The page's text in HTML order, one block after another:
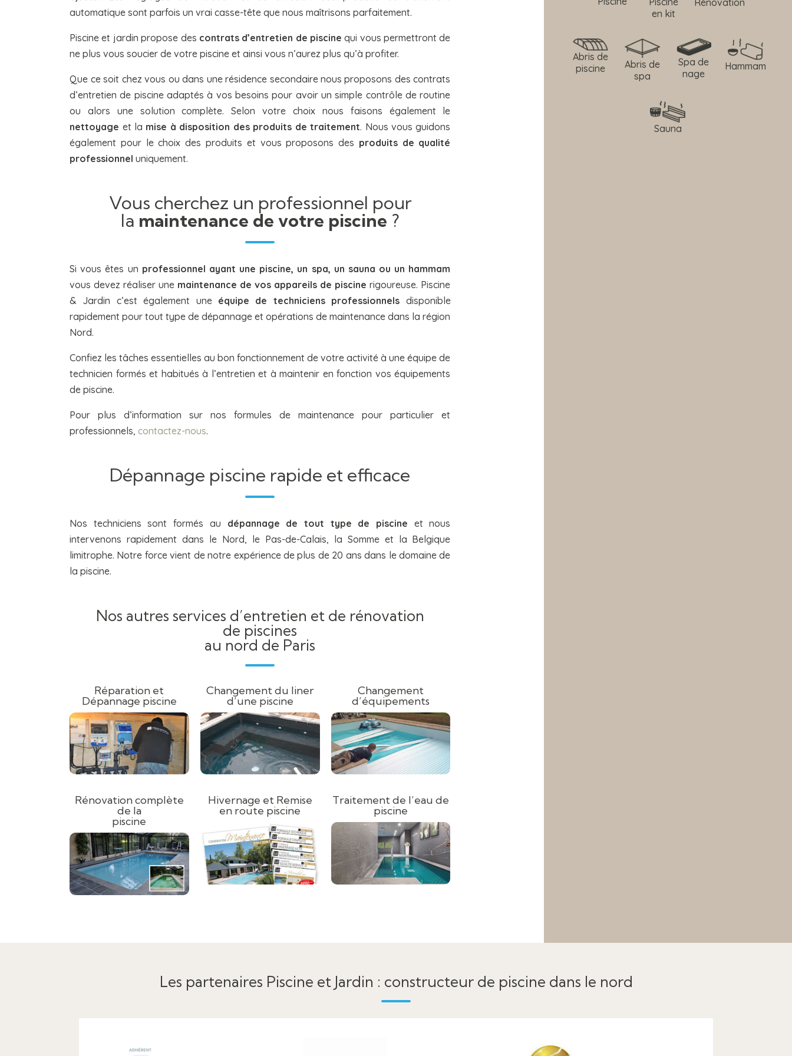
automatique sont parfois un vrai casse-tête que nous maîtrisons parfaitement.
Piscine et jardin propose des contrats d’entretien de piscine qui vous permettront de
ne plus vous soucier de votre piscine et ainsi vous n’aurez plus qu’à profiter.
Que ce soit chez vous ou dans une résidence secondaire nous proposons des contrats
d’entretien de piscine adaptés à vos besoins pour avoir un simple contrôle de routine
ou alors une solution complète. Selon votre choix nous faisons également le
nettoyage et la mise à disposition des produits de traitement. Nous vous guidons
également pour le choix des produits et vous proposons des produits de qualité
professionnel uniquement.
Vous cherchez un professionnel pour
la maintenance de votre piscine ?
Si vous êtes un professionnel ayant une piscine, un spa, un sauna ou un hammam
vous devez réaliser une maintenance de vos appareils de piscine rigoureuse. Piscine
& Jardin c’est également uneéquipe de techniciens professionnels disponible
rapidement pour tout type de dépannage et opérations de maintenance dans la région
Nord.
Confiez les tâches essentielles au bon fonctionnement de votre activité à une équipe de
technicien formés et habitués à l’entretien et à maintenir en fonction vos équipements
de piscine.
Pour plus d’information sur nos formules de maintenance pour particulier et
professionnels,contactez-nous.
Dépannage piscine rapide et efficace
Nos techniciens sont formés au dépannage de tout type de piscine et nous
intervenons rapidement dans le Nord, le Pas-de-Calais, la Somme et la Belgique
limitrophe. Notre force vient de notre expérience de plus de 20 ans dans le domaine de
la piscine.
Nos autres services d’entretien et de rénovation
de piscines
au nord de Paris
Réparation et
Dépannage piscine
Changement du liner
d’une piscine
Changement
d’équipements
Rénovation complète
de la
piscine
Hivernage et Remise
en route piscine
Traitement de l’eau de
piscine
en kit
Rénovation
Abris de
piscine
Abris de
spa
Spa de
nage
Hammam
Sauna
Les partenaires Piscine et Jardin : constructeur de piscine dans le nord